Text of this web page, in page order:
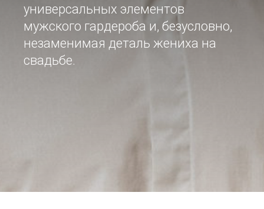
универсальных элементов
мужского гардероба и, безусловно,
незаменимая деталь жениха на
свадьбе.